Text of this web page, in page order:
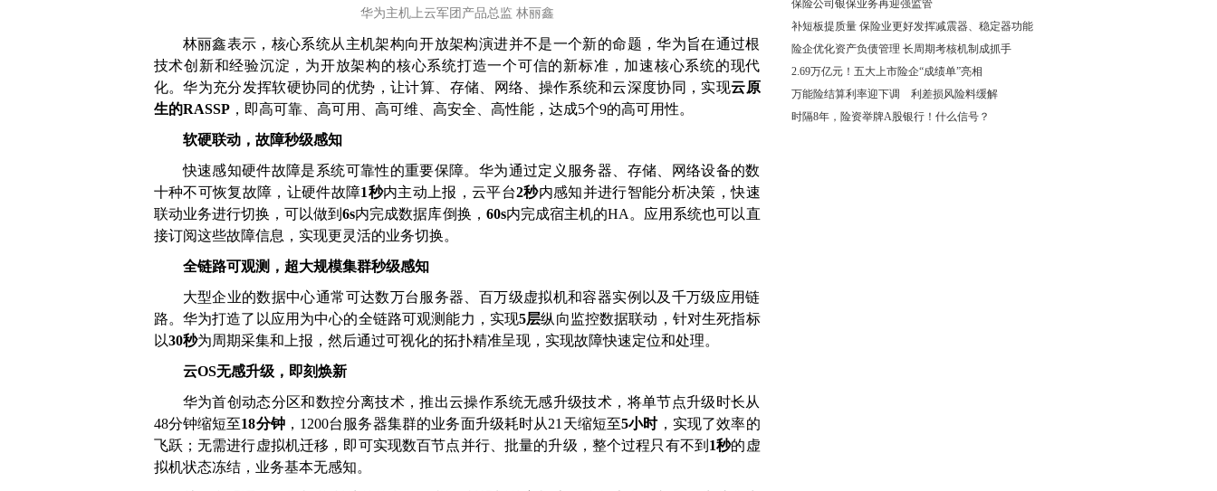
华为主机上云军团产品总监 林丽鑫
林丽鑫表示，核心系统从主机架构向开放架构演进并不是一个新的命题，华为旨在通过根
技术创新和经验沉淀，为开放架构的核心系统打造一个可信的新标准，加速核心系统的现代
化。华为充分发挥软硬协同的优势，让计算、存储、网络、操作系统和云深度协同，实现云原
生的RASSP，即高可靠、高可用、高可维、高安全、高性能，达成5个9的高可用性。
软硬联动，故障秒级感知
快速感知硬件故障是系统可靠性的重要保障。华为通过定义服务器、存储、网络设备的数
十种不可恢复故障，让硬件故障1秒内主动上报，云平台2秒内感知并进行智能分析决策，快速
联动业务进行切换，可以做到6s内完成数据库倒换， 60s内完成宿主机的HA。应用系统也可以直
接订阅这些故障信息，实现更灵活的业务切换。
全链路可观测，超大规模集群秒级感知
大型企业的数据中心通常可达数万台服务器、百万级虚拟机和容器实例以及千万级应用链
路。华为打造了以应用为中心的全链路可观测能力，实现5层纵向监控数据联动，针对生死指标
以30秒为周期采集和上报，然后通过可视化的拓扑精准呈现，实现故障快速定位和处理。
云OS无感升级，即刻焕新
华为首创动态分区和数控分离技术，推出云操作系统无感升级技术，将单节点升级时长从
48分钟缩短至18分钟，1200台服务器集群的业务面升级耗时从21天缩短至5小时，实现了效率的
飞跃；无需进行虚拟机迁移，即可实现数百节点并行、批量的升级，整个过程只有不到 1秒的虚
拟机状态冻结，业务基本无感知。
保险公司银保业务再迎强监管
补短板提质量 保险业更好发挥减震器、稳定器功能
险企优化资产负债管理 长周期考核机制成抓手
2.69万亿元！五大上市险企“成绩单”亮相
万能险结算利率迎下调 利差损风险料缓解
时隔8年，险资举牌A股银行！什么信号？